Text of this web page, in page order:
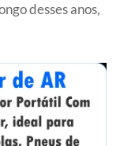
desses anos,